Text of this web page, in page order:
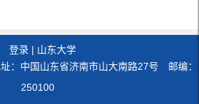
登录 | 山东大学
中国山东省济南市山大南路27号 邮编：
250100